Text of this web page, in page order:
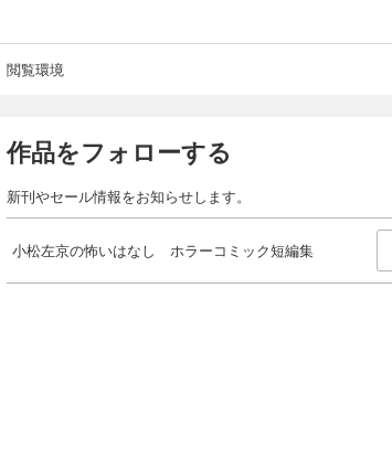
閲覧環境
作品をフォローする
新刊やセール情報をお知らせします。
小松左京の怖いはなし ホラーコミック短編集